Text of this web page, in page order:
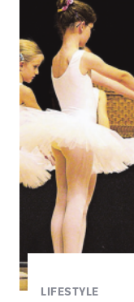
LIFESTYLE